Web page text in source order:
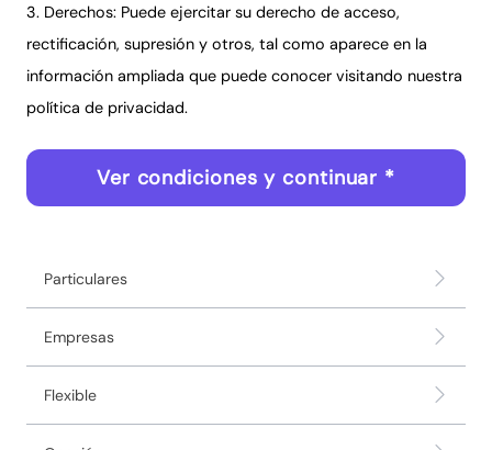
3. Derechos: Puede ejercitar su derecho de acceso,
rectificación, supresión y otros, tal como aparece en la
información ampliada que puede conocer visitando nuestra
política de privacidad.
Ver condiciones y continuar *
Particulares
Empresas
Flexible